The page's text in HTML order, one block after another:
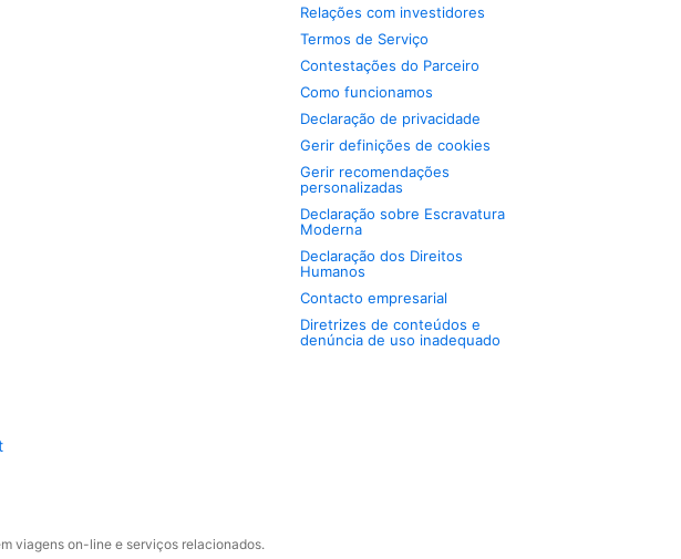
Relações com investidores
Termos de Serviço
Contestações do Parceiro
Como funcionamos
Declaração de privacidade
Gerir definições de cookies
Gerir recomendações
personalizadas
Declaração sobre Escravatura
Moderna
Declaração dos Direitos
Humanos
Contacto empresarial
Diretrizes de conteúdos e
denúncia de uso inadequado
viagens on-line e serviços relacionados.